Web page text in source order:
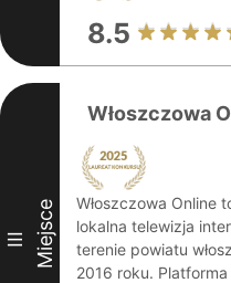
8.5
III Miejsce
Włoszczowa
Włoszczowa Online
lokalna telewizja
terenie powiatu
2016 roku.